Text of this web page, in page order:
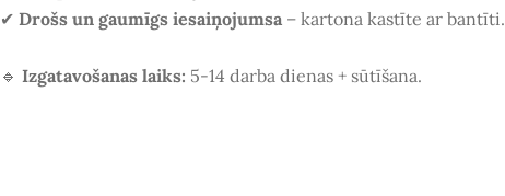
✔ Drošs un gaumīgs iesaiņojumsa– kartona kastīte ar bantīti.
🔹 Izgatavošanas laiks: 5-14 darba dienas + sūtīšana.